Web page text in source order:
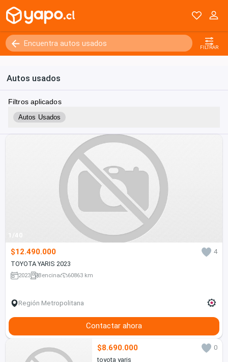
FILTRAR
Autos usados
Filtros aplicados
Autos Usados
1/40
$12.490.000
4
TOYOTA YARIS 2023
2023 Bencina 60863 km
Región Metropolitana
Contactar ahora
$8.690.000
0
toyota yaris